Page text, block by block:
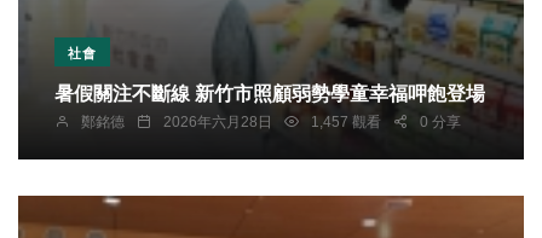
社會
暑假關注不斷線 新竹市照顧弱勢學童幸福呷飽登場
鄭銘德 2026年六月28日 1,457 觀看 0 分享